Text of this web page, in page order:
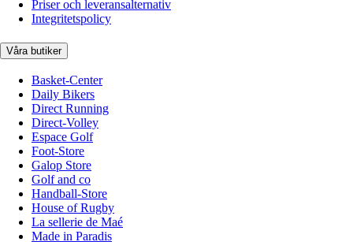
Priser och leveransalternativ
Integritetspolicy
Våra butiker
Basket-Center
Daily Bikers
Direct Running
Direct-Volley
Espace Golf
Foot-Store
Galop Store
Golf and co
Handball-Store
House of Rugby
La sellerie de Maé
Made in Paradis